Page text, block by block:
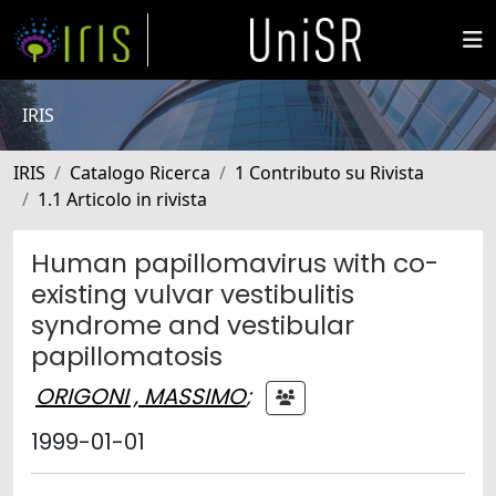
IRIS
IRIS Catalogo Ricerca
1 Contributo su Rivista
1.1 Articolo in rivista
Human papillomavirus with co-
existing vulvar vestibulitis
syndrome and vestibular
papillomatosis
ORIGONI , MASSIMO;
1999-01-01